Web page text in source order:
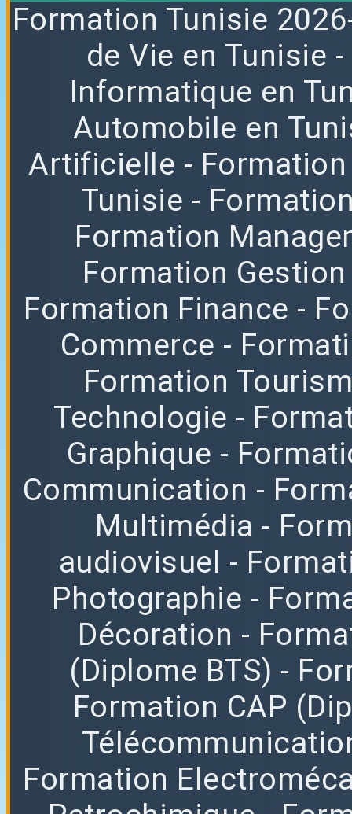
Formation Tunisie
de Vie en Tunisie -
Informatique en
Automobile en
Artificielle -
Tunisie -
Formation
Formation Gestion
Formation Finance -
Commerce -
Formation
Technologie -
Graphique -
Communication -
Multimédia -
audiovisuel -
Photographie -
Décoration -
(Diplome BTS) -
Formation CAP
Formation